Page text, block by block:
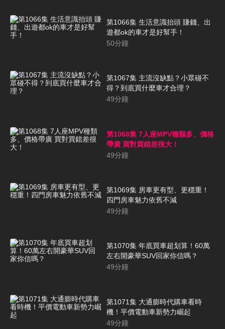
第1066集 生活意識抬頭 賺錢、出
遊都ok的車才是好幫手！
50分鐘
第1067集 主流沒缺點？小眾碰不
得？到底買什麼車才合理？
49分鐘
第1068集 7人座MPV種類多、價格
帶廣 買對買錯差很大！
49分鐘
第1069集 房車更有型、更穩重！
四門房車魅力依舊不減
49分鐘
第1070集 年底買車超划算！60萬
左右開豪華SUV回家你信嗎？
49分鐘
第1071集 大通膨時代購車看時
機！平價電動車新勢力崛起
49分鐘